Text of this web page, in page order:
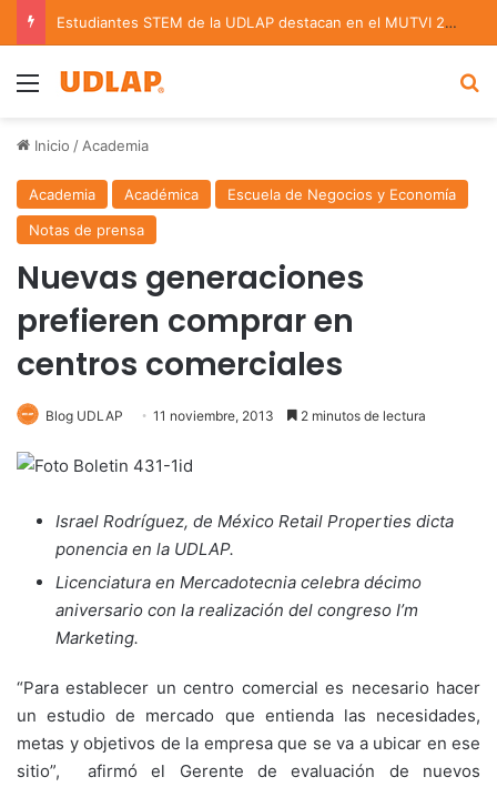
Estudiantes STEM de la UDLAP destacan en el MUTVI 2026
Menu
Inicio / Academia
Academia Académica
Escuela de Negocios y Economía
Notas de prensa
Nuevas generaciones
prefieren comprar en
centros comerciales
Blog UDLAP 11 noviembre, 2013 2 minutos de lectura
Israel Rodríguez, de México Retail Properties dicta
ponencia en la UDLAP.
Licenciatura en Mercadotecnia celebra décimo
aniversario con la realización del congreso I’m
Marketing.
“Para establecer un centro comercial es necesario hacer
un estudio de mercado que entienda las necesidades,
metas y objetivos de la empresa que se va a ubicar en ese
sitio”, afirmó el Gerente de evaluación de nuevos